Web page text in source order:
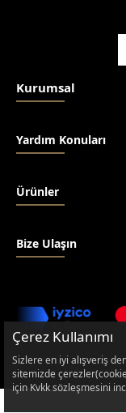
Kurumsal
Yardım Konuları
Ürünler
Bize Ulaşın
Çerez Kullanımı
Sizlere en iyi alışveriş
sitemizde
için Kvkk sözleşmesini